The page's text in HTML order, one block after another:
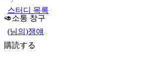
스터디 목록
🥑소통 창구
(님의)잼얘
購読する